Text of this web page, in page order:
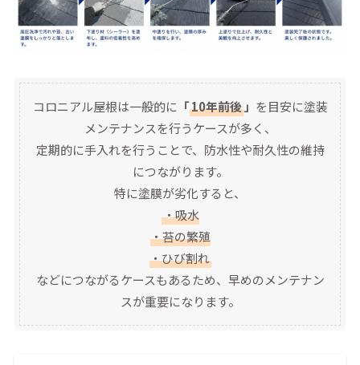
コロニアル屋根は一般的に 「10年前後」 を目安に塗装
メンテナンスを行うケースが多く、
定期的に手入れを行うことで、防水性や耐久性の維持
につながります。
特に塗膜が劣化すると、
・吸水
・苔の繁殖
・ひび割れ
などにつながるケースもあるため、早めのメンテナン
スが重要になります。